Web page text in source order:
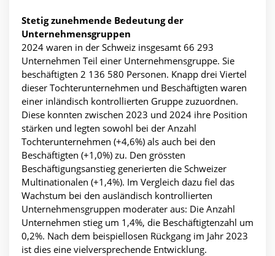
Stetig zunehmende Bedeutung der
Unternehmensgruppen
2024 waren in der Schweiz insgesamt 66 293
Unternehmen Teil einer Unternehmensgruppe. Sie
beschäftigten 2 136 580 Personen. Knapp drei Viertel
dieser Tochterunternehmen und Beschäftigten waren
einer inländisch kontrollierten Gruppe zuzuordnen.
Diese konnten zwischen 2023 und 2024 ihre Position
stärken und legten sowohl bei der Anzahl
Tochterunternehmen (+4,6%) als auch bei den
Beschäftigten (+1,0%) zu. Den grössten
Beschäftigungsanstieg generierten die Schweizer
Multinationalen (+1,4%). Im Vergleich dazu fiel das
Wachstum bei den ausländisch kontrollierten
Unternehmensgruppen moderater aus: Die Anzahl
Unternehmen stieg um 1,4%, die Beschäftigtenzahl um
0,2%. Nach dem beispiellosen Rückgang im Jahr 2023
ist dies eine vielversprechende Entwicklung.